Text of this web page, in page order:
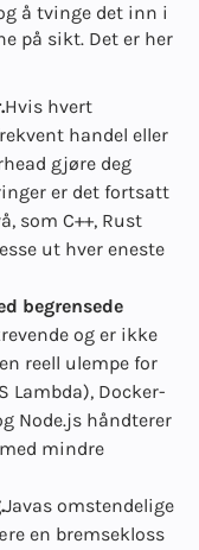
å tvinge det inn i
på sikt. Det er her
Hvis hvert
handel eller
gjøre deg
er det fortsatt
som C++, Rust
ut hver eneste
begrensede
og er ikke
reell ulempe for
Lambda), Docker-
Node.js håndterer
mindre
Javas omstendelige
en bremsekloss